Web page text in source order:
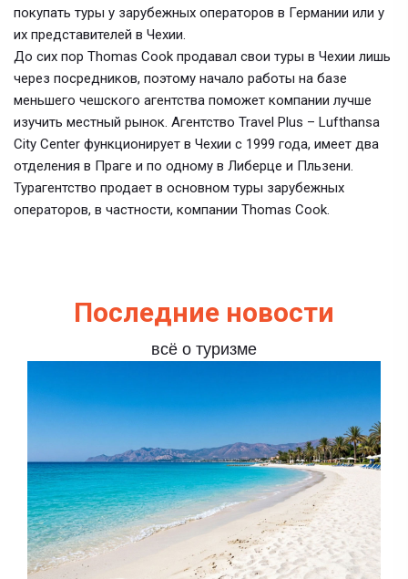
покупать туры у зарубежных операторов в Германии или у
их представителей в Чехии.
До сих пор Thomas Cook продавал свои туры в Чехии лишь
через посредников, поэтому начало работы на базе
меньшего чешского агентства поможет компании лучше
изучить местный рынок. Агентство Travel Plus – Lufthansa
City Center функционирует в Чехии с 1999 года, имеет два
отделения в Праге и по одному в Либерце и Пльзени.
Турагентство продает в основном туры зарубежных
операторов, в частности, компании Thomas Cook.
Последние новости
всё о туризме